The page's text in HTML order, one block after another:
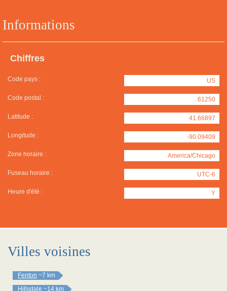
Informations
Chiffres
Code pays : US
Code postal : 61250
Latitude : 41.66897
Longitude : -90.09409
Zone horaire : America/Chicago
Fuseau horaire : UTC-6
Heure d'été : Y
Villes voisines
Fenton ~7 km
Hillsdale ~14 km